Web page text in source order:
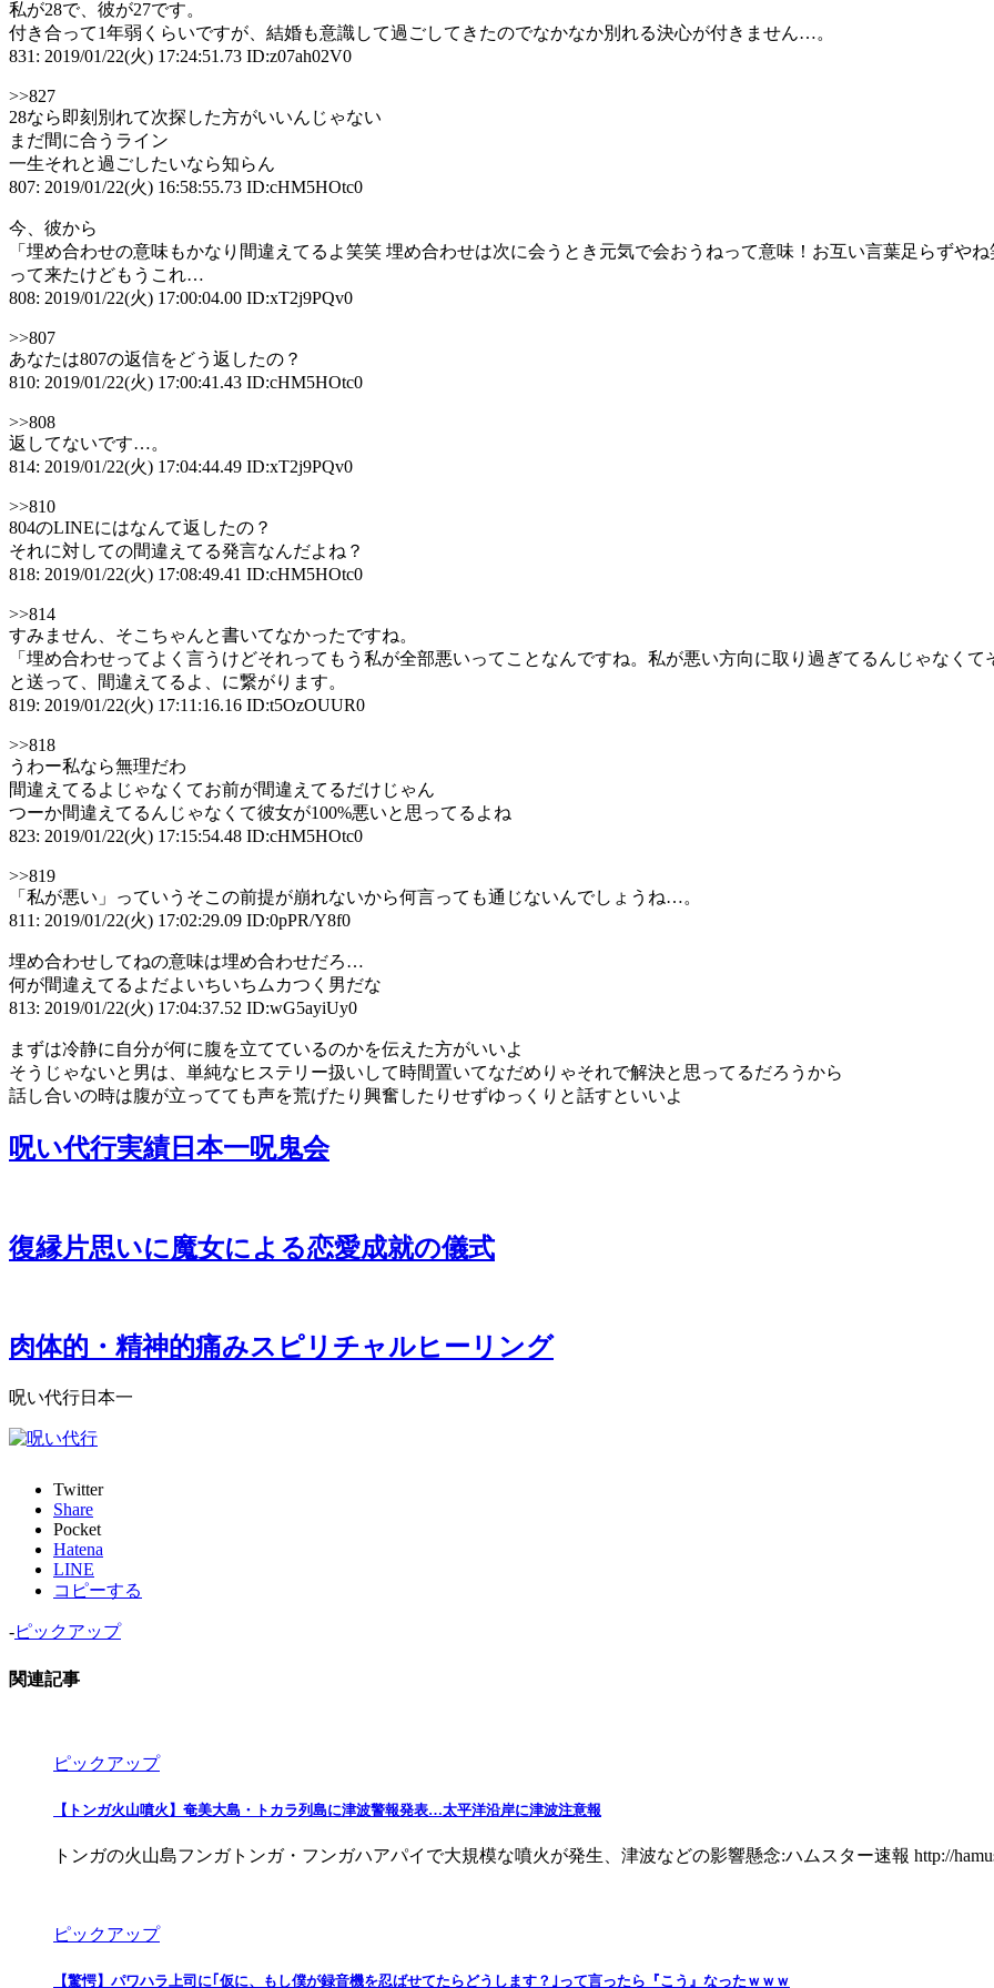
私が28で、彼が27です。
付き合って1年弱くらいですが、結婚も意識して過ごしてきたのでなかなか別れる決心が付きません…。
831: 2019/01/22(火) 17:24:51.73 ID:z07ah02V0
>>827
28なら即刻別れて次探した方がいいんじゃない
まだ間に合うライン
一生それと過ごしたいなら知らん
807: 2019/01/22(火) 16:58:55.73 ID:cHM5HOtc0
今、彼から
「埋め合わせの意味もかなり間違えてるよ笑笑 埋め合わせは次に会うとき元気で会おうねって意味！お互い言葉足らずや
って来たけどもうこれ…
808: 2019/01/22(火) 17:00:04.00 ID:xT2j9PQv0
>>807
あなたは807の返信をどう返したの？
810: 2019/01/22(火) 17:00:41.43 ID:cHM5HOtc0
>>808
返してないです…。
814: 2019/01/22(火) 17:04:44.49 ID:xT2j9PQv0
>>810
804のLINEにはなんて返したの？
それに対しての間違えてる発言なんだよね？
818: 2019/01/22(火) 17:08:49.41 ID:cHM5HOtc0
>>814
すみません、そこちゃんと書いてなかったですね。
「埋め合わせってよく言うけどそれってもう私が全部悪いってことなんですね。私が悪い方向に取り過ぎてるんじゃなく
と送って、間違えてるよ、に繋がります。
819: 2019/01/22(火) 17:11:16.16 ID:t5OzOUUR0
>>818
うわー私なら無理だわ
間違えてるよじゃなくてお前が間違えてるだけじゃん
つーか間違えてるんじゃなくて彼女が100%悪いと思ってるよね
823: 2019/01/22(火) 17:15:54.48 ID:cHM5HOtc0
>>819
「私が悪い」っていうそこの前提が崩れないから何言っても通じないんでしょうね…。
811: 2019/01/22(火) 17:02:29.09 ID:0pPR/Y8f0
埋め合わせしてねの意味は埋め合わせだろ…
何が間違えてるよだよいちいちムカつく男だな
813: 2019/01/22(火) 17:04:37.52 ID:wG5ayiUy0
まずは冷静に自分が何に腹を立てているのかを伝えた方がいいよ
そうじゃないと男は、単純なヒステリー扱いして時間置いてなだめりゃそれで解決と思ってるだろうから
話し合いの時は腹が立ってても声を荒げたり興奮したりせずゆっくりと話すといいよ
呪い代行実績日本一呪鬼会
復縁片思いに魔女による恋愛成就の儀式
肉体的・精神的痛みスピリチャルヒーリング
呪い代行日本一
Twitter
Share
Pocket
Hatena
LINE
コピーする
-ピックアップ
関連記事
ピックアップ
【トンガ火山噴火】奄美大島・トカラ列島に津波警報発表…太平洋沿岸に津波注意報
トンガの火山島フンガトンガ・フンガハアパイで大規模な噴火が発生、津波などの影響懸念:ハムスター速報 http://
ピックアップ
【驚愕】パワハラ上司に｢仮に、もし僕が録音機を忍ばせてたらどうします？｣って言ったら『こう』なったｗｗｗ